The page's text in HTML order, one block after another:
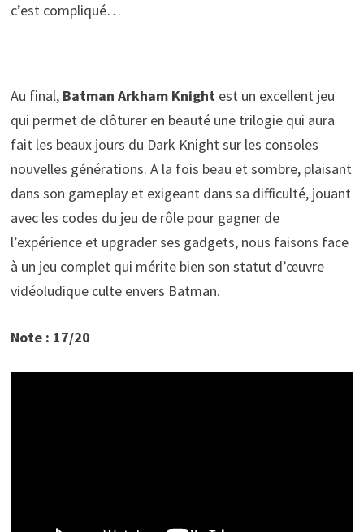
c’est compliqué…
Au final, Batman Arkham Knightest un excellent jeu
qui permet de clôturer en beauté une trilogie qui aura
fait les beaux jours du Dark Knight sur les consoles
nouvelles générations. A la fois beau et sombre, plaisant
dans son gameplay et exigeant dans sa difficulté, jouant
avec les codes du jeu de rôle pour gagner de
l’expérience et upgrader ses gadgets, nous faisons face
à un jeu complet qui mérite bien son statut d’œuvre
vidéoludique culte envers Batman.
Note : 17/20